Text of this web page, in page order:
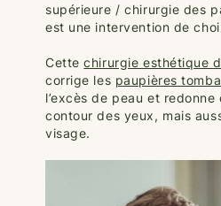
supérieure / chirurgie des
est une intervention de
Cettechirurgie esthétique
corrige les paupières
l’excès de peau et
contour des yeux, mais
visage.